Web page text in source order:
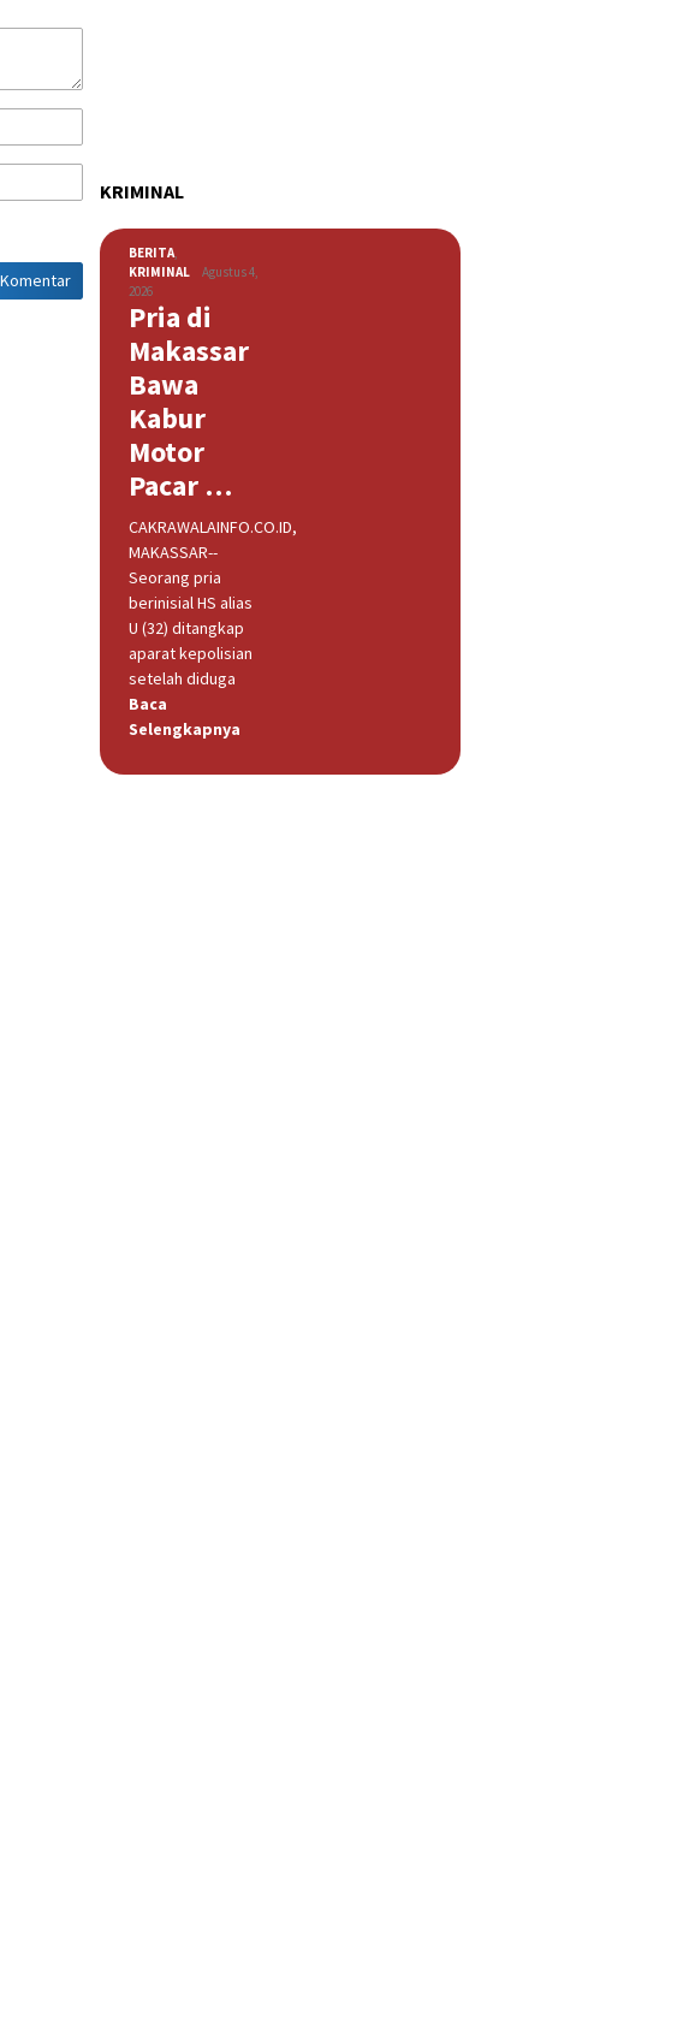
KRIMINAL
BERITA,
KRIMINAL
Agustus 4,
2026
Pria di
Makassar
Bawa
Kabur
Motor
Pacar …
CAKRAWALAINFO.CO.ID,
MAKASSAR--
Seorang pria
berinisial HS alias
U (32) ditangkap
aparat kepolisian
setelah diduga
Baca
Selengkapnya